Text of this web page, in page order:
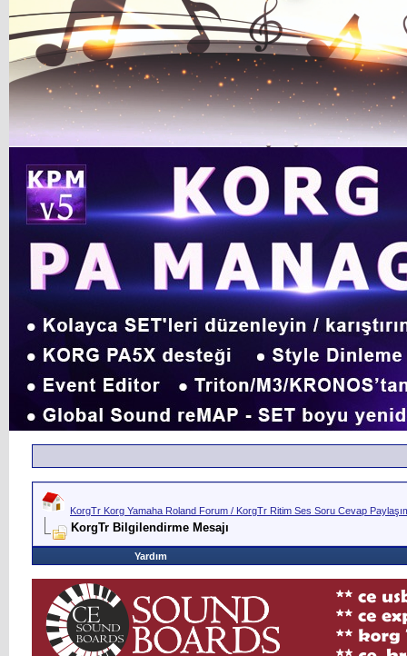
KorgTr Korg Yamaha Roland Forum / KorgTr Ritim Ses Soru Cevap
KorgTr Bilgilendirme Mesajı
Yardım